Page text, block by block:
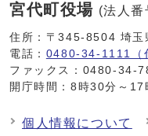
宮代町役場 (法人
住所：〒345-8504 埼玉
電話： 0480-34-1111（
ファックス：0480-34-
開庁時間：8時30分～17
個人情報について